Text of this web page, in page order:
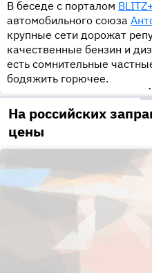
В беседе с порталом
автомобильного союза
крупные сети дорожат
качественные бензин и
есть сомнительные
бодяжить горючее.
На российских
цены